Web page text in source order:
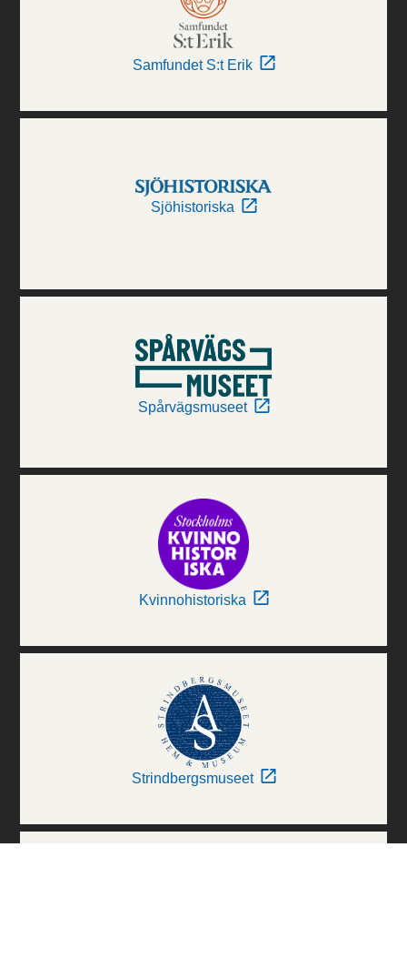
Samfundet S:t Erik
Sjöhistoriska
Spårvägsmuseet
Kvinnohistoriska
Strindbergsmuseet